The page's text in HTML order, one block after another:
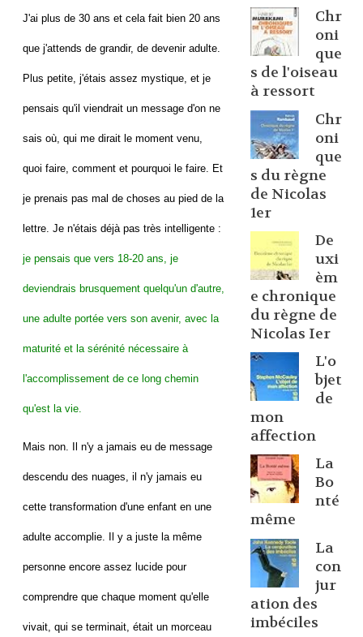
J'ai plus de 30 ans et cela fait bien 20 ans
que j'attends de grandir, de devenir adulte.
Plus petite, j'étais assez mystique, et je
pensais qu'il viendrait un message d'on ne
sais où, qui me dirait le moment venu,
quoi faire, comment et pourquoi le faire. Et
je prenais pas mal de choses au pied de la
lettre. Je n'étais déjà pas très intelligente :
je pensais que vers 18-20 ans, je
deviendrais brusquement quelqu'un d'autre,
une adulte portée vers son avenir, avec la
maturité et la sérénité nécessaire à
l'accomplissement de ce long chemin
qu'est la vie.
Mais non. Il n'y a jamais eu de message
descendu des nuages, il n'y jamais eu
cette transformation d'une enfant en une
adulte accomplie. Il y a juste la même
personne encore assez lucide pour
comprendre que chaque moment qu'elle
vivait, qui se terminait, était un morceau
Chr
oni
que
s de l'oiseau
à ressort
Chr
oni
que
s du règne
de Nicolas
1er
De
uxi
èm
e chronique
du règne de
Nicolas Ier
L'o
bjet
de
mon
affection
La
Bo
nté
même
La
con
jur
ation des
imbéciles